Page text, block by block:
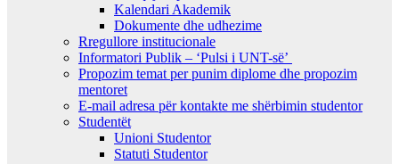
Kalendari Akademik
Dokumente dhe udhezime
Rregullore institucionale
Informatori Publik – ‘Pulsi i UNT-së’
Propozim temat per punim diplome dhe propozim
mentoret
E-mail adresa për kontakte me shërbimin studentor
Studentët
Unioni Studentor
Statuti Studentor